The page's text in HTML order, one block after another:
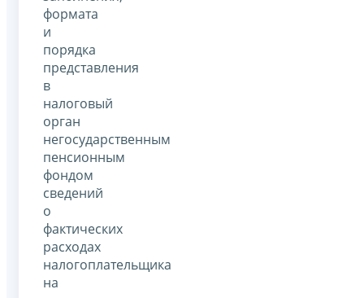
формата
и
порядка
представления
в
налоговый
орган
негосударственным
пенсионным
фондом
сведений
о
фактических
расходах
налогоплательщика
на